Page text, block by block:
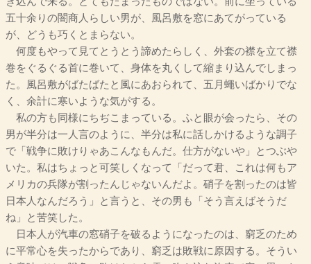
五十余りの闇商人らしい男が、風呂敷を窓にあてがっている
が、どうも巧くとまらない。
何度もやって見てとうとう諦めたらしく、外套の襟を立て襟
巻をぐるぐる首に巻いて、身体を丸くして縮まり込んでしまっ
た。風呂敷がばたばたと風にあおられて、五月蠅いばかりでな
く、余計に寒いような気がする。
私の方も同様にちぢこまっている。ふと眼が会ったら、その
男が半分は一人言のように、半分は私に話しかけるような調子
で「戦争に敗けりゃあこんなもんだ。仕方がないや」とつぶや
いた。私はちょっと可笑しくなって「だって君、これは何もア
メリカの兵隊が割ったんじゃないんだよ。硝子を割ったのは皆
日本人なんだろう」と言うと、その男も「そう言えばそうだ
ね」と苦笑した。
日本人が汽車の窓硝子を破るようになったのは、窮乏のため
に平常心を失ったからであり、窮乏は敗戦に原因する。そうい